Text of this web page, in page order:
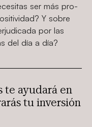
ser más pro-
Y sobre
por las
del día a día?
te ayudará en
tu inversión